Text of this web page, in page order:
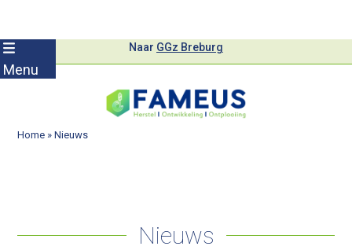
Skip
toMenu
Naar GGz Breburg
Home »Nieuws
Nieuws